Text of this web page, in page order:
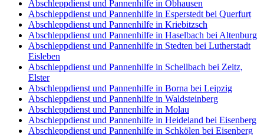
Abschleppdienst und Pannenhilfe in Obhausen
Abschleppdienst und Pannenhilfe in Esperstedt bei Querfurt
Abschleppdienst und Pannenhilfe in Kriebitzsch
Abschleppdienst und Pannenhilfe in Haselbach bei Altenburg
Abschleppdienst und Pannenhilfe in Stedten bei Lutherstadt
Eisleben
Abschleppdienst und Pannenhilfe in Schellbach bei Zeitz,
Elster
Abschleppdienst und Pannenhilfe in Borna bei Leipzig
Abschleppdienst und Pannenhilfe in Waldsteinberg
Abschleppdienst und Pannenhilfe in Molau
Abschleppdienst und Pannenhilfe in Heideland bei Eisenberg
Abschleppdienst und Pannenhilfe in Schkölen bei Eisenberg